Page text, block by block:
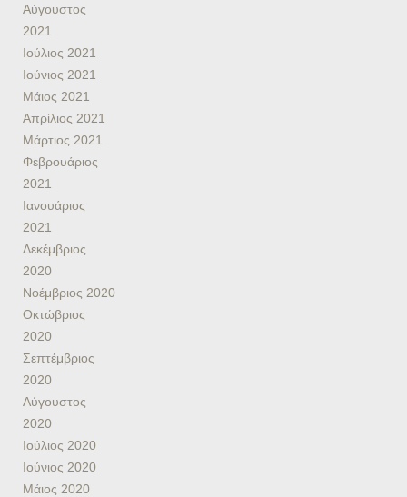
Αύγουστος
2021
Ιούλιος 2021
Ιούνιος 2021
Μάιος 2021
Απρίλιος 2021
Μάρτιος 2021
Φεβρουάριος
2021
Ιανουάριος
2021
Δεκέμβριος
2020
Νοέμβριος 2020
Οκτώβριος
2020
Σεπτέμβριος
2020
Αύγουστος
2020
Ιούλιος 2020
Ιούνιος 2020
Μάιος 2020